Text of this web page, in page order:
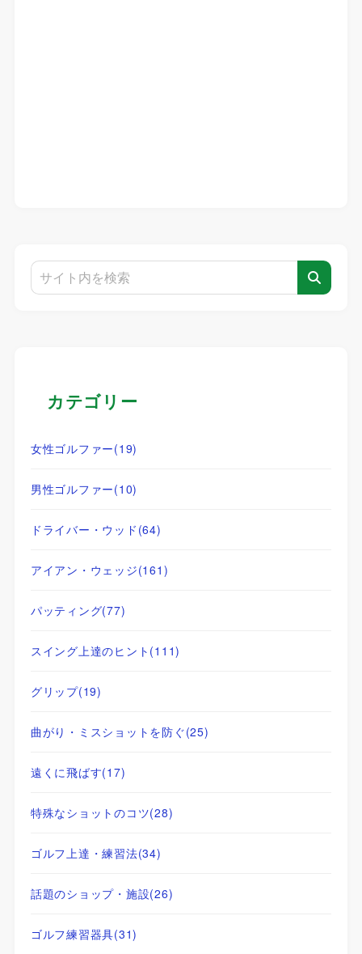
カテゴリー
女性ゴルファー(19)
男性ゴルファー(10)
ドライバー・ウッド (64)
アイアン・ウェッジ(161)
パッティング(77)
スイング上達のヒント (111)
グリップ(19)
曲がり・ミスショットを防ぐ(25)
遠くに飛ばす(17)
特殊なショットのコツ(28)
ゴルフ上達・練習法(34)
話題のショップ・施設(26)
ゴルフ練習器具(31)